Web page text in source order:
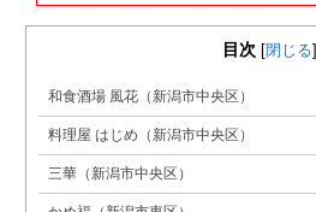
目次 [閉じる]
和食酒場 風花（新潟市中央区）
料理屋 はじめ（新潟市中央区）
三華（新潟市中央区）